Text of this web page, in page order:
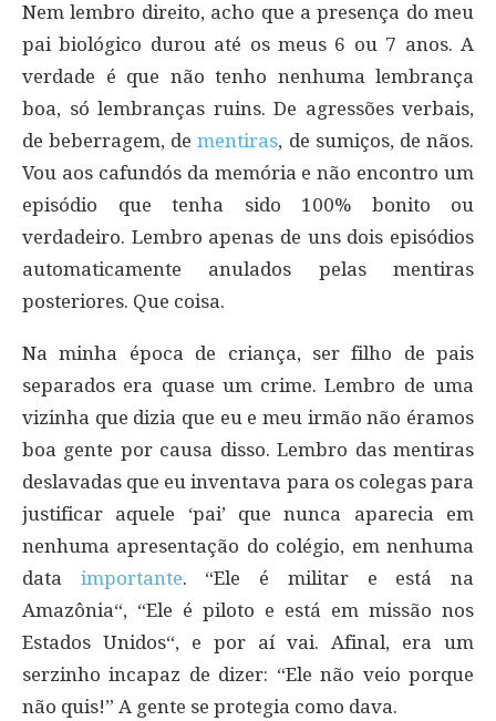
Nem lembro direito, acho que a presença do meu
pai biológico durou até os meus 6 ou 7 anos. A
verdade é que não tenho nenhuma lembrança
boa, só lembranças ruins. De agressões verbais,
de beberragem, dementiras, de sumiços, de nãos.
Vou aos cafundós da memória e não encontro um
episódio que tenha sido 100% bonito ou
verdadeiro. Lembro apenas de uns dois episódios
automaticamente anulados pelas mentiras
posteriores. Que coisa.
Na minha época de criança, ser filho de pais
separados era quase um crime. Lembro de uma
vizinha que dizia que eu e meu irmão não éramos
boa gente por causa disso. Lembro das mentiras
deslavadas que eu inventava para os colegas para
justificar aquele ‘pai’ que nunca aparecia em
nenhuma apresentação do colégio, em nenhuma
data importante. “Ele é militar e está na
Amazônia“, “Ele é piloto e está em missão nos
Estados Unidos“, e por aí vai. Afinal, era um
serzinho incapaz de dizer: “Ele não veio porque
não quis!” A gente se protegia como dava.